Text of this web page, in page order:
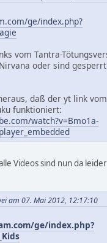
ge/index.php?
vom Tantra-
oder sind gesperrt
daß der yt link
funktioniert:
watch?v=Bmo1a-
Videos sind nun da
am 07. Mai 2012, 12:17:10
ge/index.php?